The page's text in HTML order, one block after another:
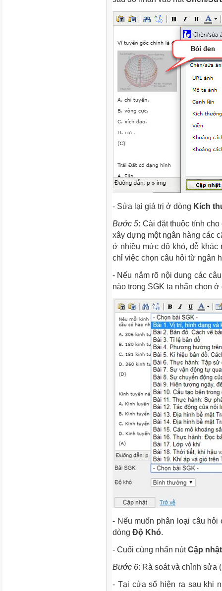
- Sửa lại giá trị ở dòng Kích
Bước 5: Cài đặt thuộc tính
xây dựng một ngân hàng các
ở nhiều mức độ khó, dễ khác
chỉ việc chọn câu hỏi từ ngân
- Nếu nắm rõ nội dung các
nào trong SGK ta nhấn chọn
- Nếu muốn phân loại câu
dòng Độ Khó.
- Cuối cùng nhấn nútCập nhật
Bước 6: Rà soát và chỉnh sửa
- Tại cửa sổ hiện ra sau khi